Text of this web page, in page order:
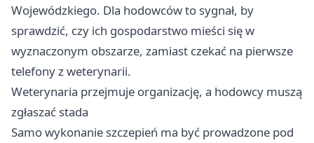
Wojewódzkiego. Dla hodowców to sygnał, by
sprawdzić, czy ich gospodarstwo mieści się w
wyznaczonym obszarze, zamiast czekać na pierwsze
telefony z weterynarii.
Weterynaria przejmuje organizację, a hodowcy muszą
zgłaszać stada
Samo wykonanie szczepień ma być prowadzone pod